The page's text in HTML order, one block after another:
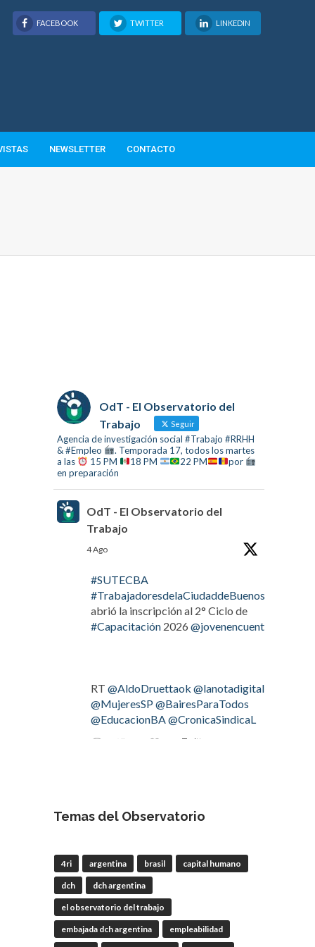
FACEBOOK TWITTER LINKEDIN
NEWSLETTER CONTACTO
OdT - El Observatorio del
Trabajo
Seguir
Agencia de investigación social #Trabajo #RRHH
& #Empleo
. Temporada 17, todos los martes
a las
15 PM 18 PM 22 PM
por
en preparación
OdT - El Observatorio del
Trabajo
4 Ago
#SUTECBA
#TrabajadoresdelaCiudaddeBuenosAires
abrió la inscripción al 2° Ciclo de
#Capacitación 2026 @jovenencuentro
RT @AldoDruettaok @lanotadigital
@MujeresSP@BairesParaTodos
@EducacionBA@CronicaSindicaL
Twitter
#LaBancariarechazó la reforma de
la Carta Orgánica del#BCRA
RT@lanotadigital@La_Bancaria
Temas del Observatorio
4ri argentina brasil capital humano
dch dch argentina
el observatorio del trabajo
embajada dch argentina empleabilidad